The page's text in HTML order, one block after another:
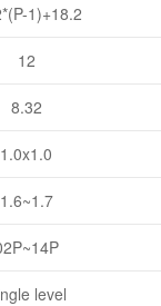
1)+18.2
12
8.32
1.0x1.0
1.6~1.7
level